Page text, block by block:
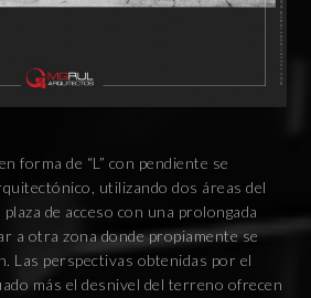
forma de “L” con pendiente se
utilizando dos áreas del
de acceso con una prolongada
a otra zona donde propiamente se
Las perspectivas obtenidas por el
más el desnivel del terreno ofrecen